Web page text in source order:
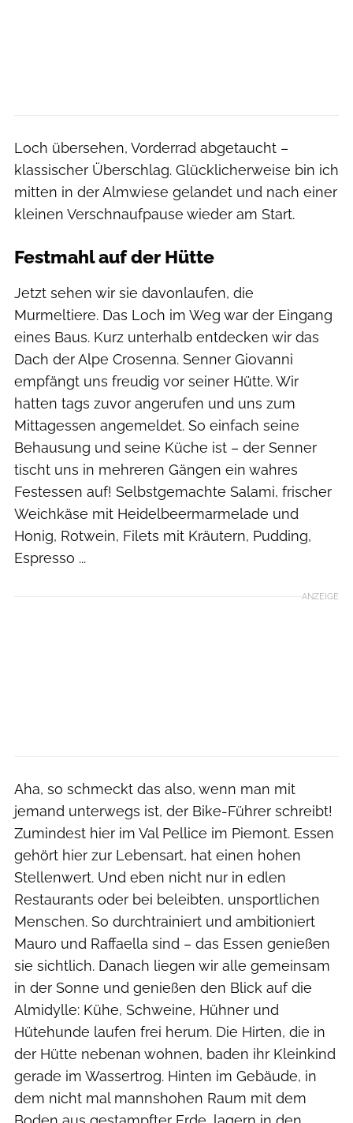
Loch übersehen, Vorderrad abgetaucht –
klassischer Überschlag. Glücklicherweise bin ich
mitten in der Almwiese gelandet und nach einer
kleinen Verschnaufpause wieder am Start.
Festmahl auf der Hütte
Jetzt sehen wir sie davonlaufen, die
Murmeltiere. Das Loch im Weg war der Eingang
eines Baus. Kurz unterhalb entdecken wir das
Dach der Alpe Crosenna. Senner Giovanni
empfängt uns freudig vor seiner Hütte. Wir
hatten tags zuvor angerufen und uns zum
Mittagessen angemeldet. So einfach seine
Behausung und seine Küche ist – der Senner
tischt uns in mehreren Gängen ein wahres
Festessen auf! Selbstgemachte Salami, frischer
Weichkäse mit Heidelbeermarmelade und
Honig, Rotwein, Filets mit Kräutern, Pudding,
Espresso ...
ANZEIGE
Aha, so schmeckt das also, wenn man mit
jemand unterwegs ist, der Bike-Führer schreibt!
Zumindest hier im Val Pellice im Piemont. Essen
gehört hier zur Lebensart, hat einen hohen
Stellenwert. Und eben nicht nur in edlen
Restaurants oder bei beleibten, unsportlichen
Menschen. So durchtrainiert und ambitioniert
Mauro und Raffaella sind – das Essen genießen
sie sichtlich. Danach liegen wir alle gemeinsam
in der Sonne und genießen den Blick auf die
Almidylle: Kühe, Schweine, Hühner und
Hütehunde laufen frei herum. Die Hirten, die in
der Hütte nebenan wohnen, baden ihr Kleinkind
gerade im Wassertrog. Hinten im Gebäude, in
dem nicht mal mannshohen Raum mit dem